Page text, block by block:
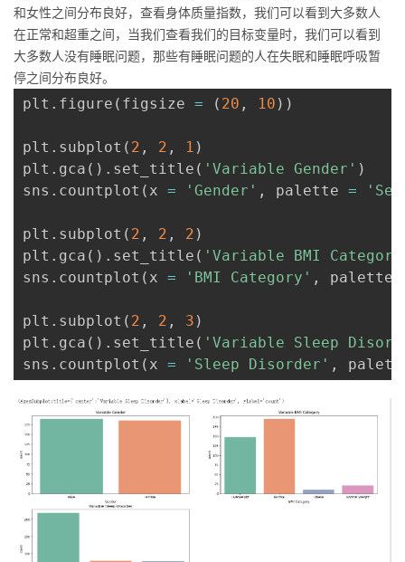
和女性之间分布良好，查看身体质量指数，我们可以看到大多数人
在正常和超重之间，当我们查看我们的目标变量时，我们可以看到
大多数人没有睡眠问题，那些有睡眠问题的人在失眠和睡眠呼吸暂
停之间分布良好。
plt . figure ( figsize = ( 20 , 10 ) )
plt . subplot ( 2 , 2 , 1 )
plt . gca ( ) . set_title ( 'Variable Gender' )
sns . countplot ( x = 'Gender' , palette =
plt . subplot ( 2 , 2 , 2 )
plt . gca ( ) . set_title ( 'Variable BMI
sns . countplot ( x = 'BMI Category' , palette
plt . subplot ( 2 , 2 , 3 )
plt . gca ( ) . set_title ( 'Variable Sleep
sns . countplot ( x = 'Sleep Disorder' ,